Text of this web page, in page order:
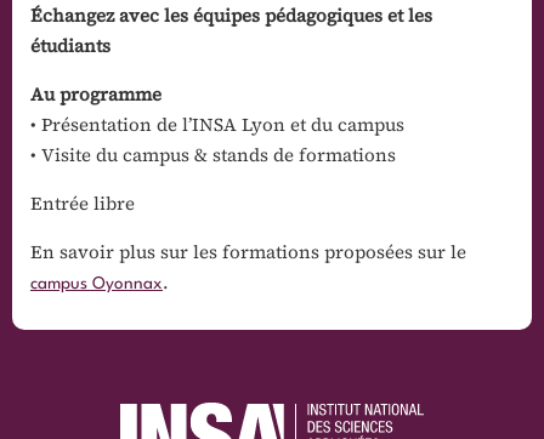
Échangez avec les équipes pédagogiques et les
étudiants
Au programme
• Présentation de l’INSA Lyon et du campus
• Visite du campus & stands de formations
Entrée libre
En savoir plus sur les formations proposées sur le
campus Oyonnax.